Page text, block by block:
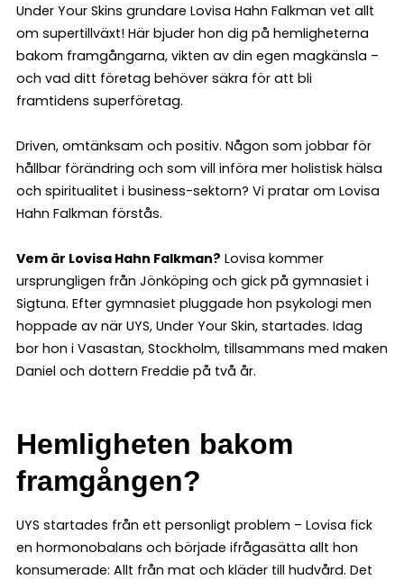
Under Your Skins grundare Lovisa Hahn Falkman vet allt
om supertillväxt! Här bjuder hon dig på hemligheterna
bakom framgångarna, vikten av din egen magkänsla –
och vad ditt företag behöver säkra för att bli
framtidens superföretag.
Driven, omtänksam och positiv. Någon som jobbar för
hållbar förändring och som vill införa mer holistisk hälsa
och spiritualitet i business-sektorn? Vi pratar om Lovisa
Hahn Falkman förstås.
Vem är Lovisa Hahn Falkman? Lovisa kommer
ursprungligen från Jönköping och gick på gymnasiet i
Sigtuna. Efter gymnasiet pluggade hon psykologi men
hoppade av när UYS, Under Your Skin, startades. Idag
bor hon i Vasastan, Stockholm, tillsammans med maken
Daniel och dottern Freddie på två år.
Hemligheten bakom
framgången?
UYS startades från ett personligt problem – Lovisa fick
en hormonobalans och började ifrågasätta allt hon
konsumerade: Allt från mat och kläder till hudvård. Det